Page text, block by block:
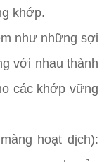
khớp.
như những sợi
với nhau thành
các khớp vững
hoạt dịch):